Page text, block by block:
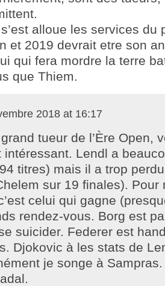
alloue les services du
et 2019 devrait etre son
qui fera mordre la terre
que Thiem.
2018 at 16:17
tueur de l’Ère Open,
intéressant. Lendl a
titres) mais il a trop
sur 19 finales). Pour
celui qui gagne
rendez-vous. Borg est
suicider. Federer est
Djokovic à les stats de
je songe à